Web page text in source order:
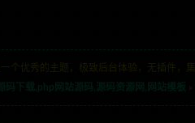
一个优秀的主题，极致后台体验，无插件，
码下载,php网站源码,源码资源网,网站模板